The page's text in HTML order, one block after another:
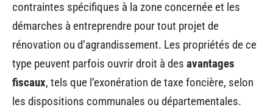
contraintes spécifiques à la zone concernée et les
démarches à entreprendre pour tout projet de
rénovation ou d’agrandissement. Les propriétés de ce
type peuvent parfois ouvrir droit à des avantages
fiscaux, tels que l’exonération de taxe foncière, selon
les dispositions communales ou départementales.